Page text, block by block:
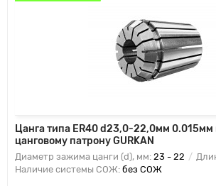
Цанга типа ER40 d23,0-22,0мм 0.015мм
цанговому патрону GURKAN
Диаметр зажима цанги (d), мм: 23 - 22
Наличие системы СОЖ: без СОЖ